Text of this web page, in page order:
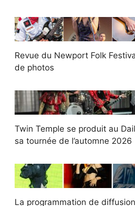
Revue du Newport Folk
de photos
Twin Temple se produit au
sa tournée de l’automne 2026
La programmation de